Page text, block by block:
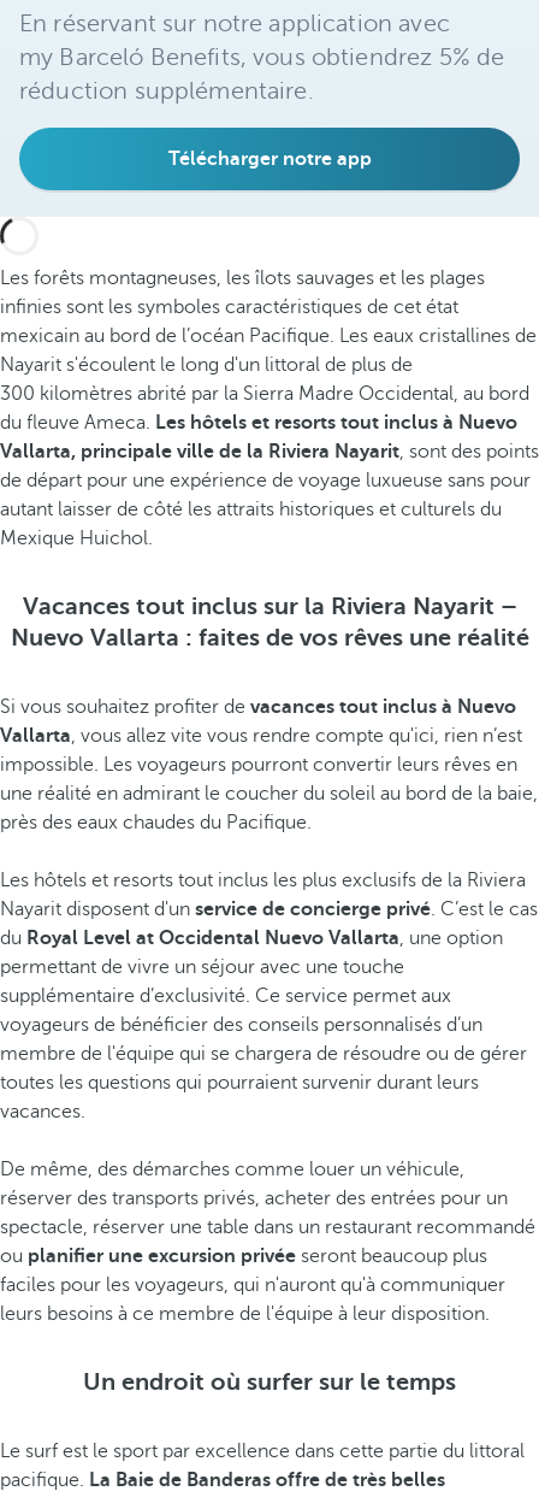
En réservant sur notre application avec
my Barceló Benefits, vous obtiendrez 5% de
réduction supplémentaire.
Télécharger notre app
Les forêts montagneuses, les îlots sauvages et les plages
infinies sont les symboles caractéristiques de cet état
mexicain au bord de l’océan Pacifique. Les eaux cristallines de
Nayarit s'écoulent le long d'un littoral de plus de
300 kilomètres abrité par la Sierra Madre Occidental, au bord
du fleuve Ameca. Les hôtels et resorts tout inclus à Nuevo
Vallarta, principale ville de la Riviera Nayarit, sont des points
de départ pour une expérience de voyage luxueuse sans pour
autant laisser de côté les attraits historiques et culturels du
Mexique Huichol.
Vacances tout inclus sur la Riviera Nayarit –
Nuevo Vallarta : faites de vos rêves une réalité
Si vous souhaitez profiter de vacances tout inclus à Nuevo
Vallarta, vous allez vite vous rendre compte qu'ici, rien n’est
impossible. Les voyageurs pourront convertir leurs rêves en
une réalité en admirant le coucher du soleil au bord de la baie,
près des eaux chaudes du Pacifique.
Les hôtels et resorts tout inclus les plus exclusifs de la Riviera
Nayarit disposent d'un service de concierge privé. C’est le cas
du Royal Level at Occidental Nuevo Vallarta, une option
permettant de vivre un séjour avec une touche
supplémentaire d’exclusivité. Ce service permet aux
voyageurs de bénéficier des conseils personnalisés d’un
membre de l'équipe qui se chargera de résoudre ou de gérer
toutes les questions qui pourraient survenir durant leurs
vacances.
De même, des démarches comme louer un véhicule,
réserver des transports privés, acheter des entrées pour un
spectacle, réserver une table dans un restaurant recommandé
ou planifier une excursion privée seront beaucoup plus
faciles pour les voyageurs, qui n'auront qu'à communiquer
leurs besoins à ce membre de l'équipe à leur disposition.
Un endroit où surfer sur le temps
Le surf est le sport par excellence dans cette partie du littoral
pacifique. La Baie de Banderas offre de très belles